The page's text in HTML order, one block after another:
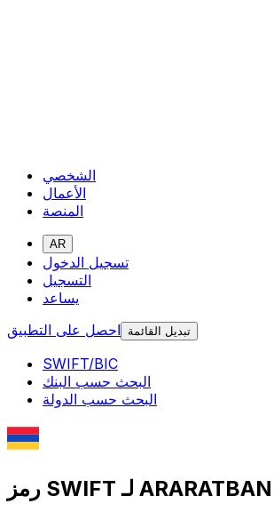
الشخصي
الأعمال
المنصة
AR
تسجيل الدخول
التسجيل
يساعد
احصل على التطبيق
تبديل القائمة
SWIFT/BIC
البحث حسب البنك
البحث حسب الدولة